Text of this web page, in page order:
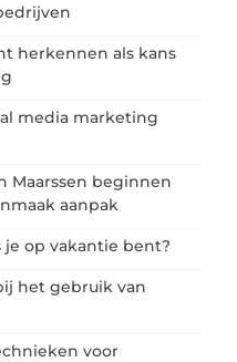
herkennen als kans
media marketing
Maarssen beginnen
aanpak
op vakantie bent?
het gebruik van
voor